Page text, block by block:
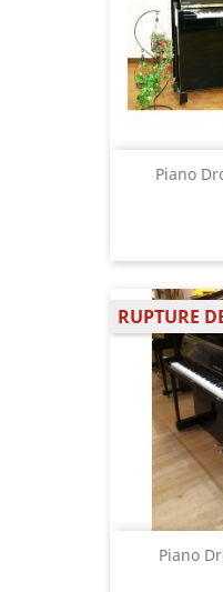
Piano
Piano
RUPTURE